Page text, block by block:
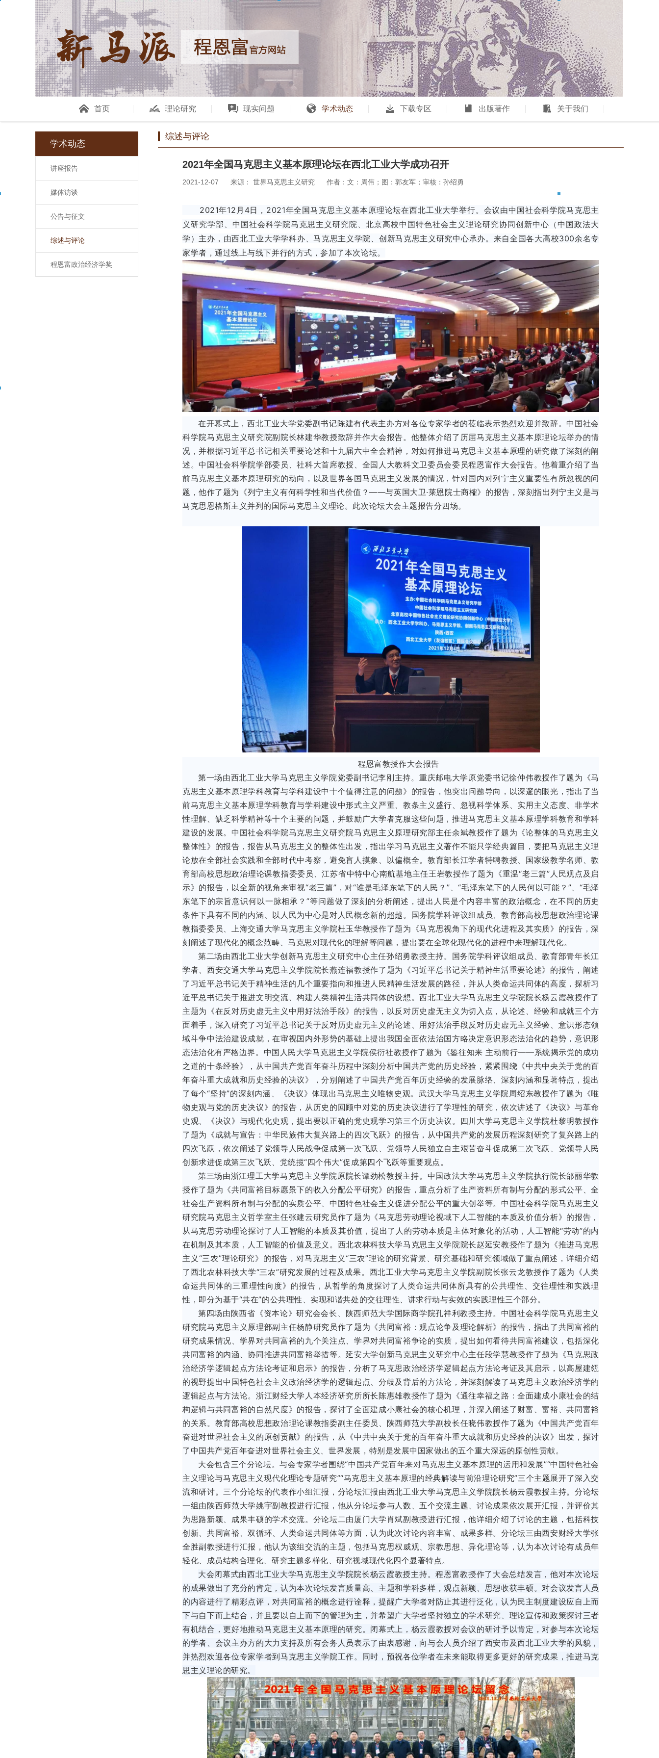
首页 理论研究 现实问题 学术动态 下载专区 出版著作 关于我们
学术动态
讲座报告
媒体访谈
公告与征文
综述与评论
程恩富政治经济学奖
综述与评论
2021年全国马克思主义基本原理论坛在西北工业大学成功召开
2021-12-07 来源： 世界马克思主义研究 作者：文：周伟；图：郭友军；审核：孙绍勇
2021年12月4日，2021年全国马克思主义基本原理论坛在西北工业大学举行。会议由中国社会科学院马克思主
义研究学部、中国社会科学院马克思主义研究院、北京高校中国特色社会主义理论研究协同创新中心（中国政法大
学）主办，由西北工业大学学科办、马克思主义学院、创新马克思主义研究中心承办。来自全国各大高校300余名专
家学者，通过线上与线下并行的方式，参加了本次论坛。
在开幕式上，西北工业大学党委副书记陈建有代表主办方对各位专家学者的莅临表示热烈欢迎并致辞。中国社会
科学院马克思主义研究院副院长林建华教授致辞并作大会报告。他整体介绍了历届马克思主义基本原理论坛举办的情
况，并根据习近平总书记相关重要论述和十九届六中全会精神，对如何推进马克思主义基本原理的研究做了深刻的阐
述。中国社会科学院学部委员、社科大首席教授、全国人大教科文卫委员会委员程恩富作大会报告。他着重介绍了当
前马克思主义基本原理研究的动向，以及世界各国马克思主义发展的情况，针对国内对列宁主义重要性有所忽视的问
题，他作了题为《列宁主义有何科学性和当代价值？——与英国大卫·莱恩院士商榷》的报告，深刻指出列宁主义是与
马克思恩格斯主义并列的国际马克思主义理论。此次论坛大会主题报告分四场。
程恩富教授作大会报告
第一场由西北工业大学马克思主义学院党委副书记李刚主持。重庆邮电大学原党委书记徐仲伟教授作了题为《马
克思主义基本原理学科教育与学科建设中十个值得注意的问题》的报告，他突出问题导向，以深邃的眼光，指出了当
前马克思主义基本原理学科教育与学科建设中形式主义严重、教条主义盛行、忽视科学体系、实用主义态度、非学术
性理解、缺乏科学精神等十个主要的问题，并鼓励广大学者克服这些问题，推进马克思主义基本原理学科教育和学科
建设的发展。中国社会科学院马克思主义研究院马克思主义原理研究部主任余斌教授作了题为《论整体的马克思主义
整体性》的报告，报告从马克思主义的整体性出发，指出学习马克思主义著作不能只学经典篇目，要把马克思主义理
论放在全部社会实践和全部时代中考察，避免盲人摸象、以偏概全。教育部长江学者特聘教授、国家级教学名师、教
育部高校思想政治理论课教指委委员、江苏省中特中心南航基地主任王岩教授作了题为《重温“老三篇”人民观点及启
示》的报告，以全新的视角来审视“老三篇”，对“谁是毛泽东笔下的人民？”、“毛泽东笔下的人民何以可能？”、“毛泽
东笔下的宗旨意识何以一脉相承？”等问题做了深刻的分析阐述，提出人民是个内容丰富的政治概念，在不同的历史
条件下具有不同的内涵、以人民为中心是对人民概念新的超越。国务院学科评议组成员、教育部高校思想政治理论课
教指委委员、上海交通大学马克思主义学院杜玉华教授作了题为《马克思视角下的现代化进程及其实质》的报告，深
刻阐述了现代化的概念范畴、马克思对现代化的理解等问题，提出要在全球化现代化的进程中来理解现代化。
第二场由西北工业大学创新马克思主义研究中心主任孙绍勇教授主持。国务院学科评议组成员、教育部青年长江
学者、西安交通大学马克思主义学院院长燕连福教授作了题为《习近平总书记关于精神生活重要论述》的报告，阐述
了习近平总书记关于精神生活的几个重要指向和推进人民精神生活发展的路径，并从人类命运共同体的高度，探析习
近平总书记关于推进文明交流、构建人类精神生活共同体的设想。西北工业大学马克思主义学院院长杨云霞教授作了
主题为《在反对历史虚无主义中用好法治手段》的报告，以反对历史虚无主义为切入点，从论述、经验和成就三个方
面着手，深入研究了习近平总书记关于反对历史虚无主义的论述、用好法治手段反对历史虚无主义经验、意识形态领
域斗争中法治建设成就，在审视国内外形势的基础上提出我国全面依法治国方略决定意识形态法治化的趋势，意识形
态法治化有严格边界。中国人民大学马克思主义学院侯衍社教授作了题为《鉴往知来 主动前行——系统揭示党的成功
之道的十条经验》，从中国共产党百年奋斗历程中深刻分析中国共产党的历史经验，紧紧围绕《中共中央关于党的百
年奋斗重大成就和历史经验的决议》，分别阐述了中国共产党百年历史经验的发展脉络、深刻内涵和显著特点，提出
了每个“坚持”的深刻内涵、《决议》体现出马克思主义唯物史观。武汉大学马克思主义学院周绍东教授作了题为《唯
物史观与党的历史决议》的报告，从历史的回顾中对党的历史决议进行了学理性的研究，依次讲述了《决议》与革命
史观、《决议》与现代化史观，提出要以正确的党史观学习第三个历史决议。四川大学马克思主义学院杜黎明教授作
了题为《成就与宣告：中华民族伟大复兴路上的四次飞跃》的报告，从中国共产党的发展历程深刻研究了复兴路上的
四次飞跃，依次阐述了党领导人民战争促成第一次飞跃、党领导人民独立自主艰苦奋斗促成第二次飞跃、党领导人民
创新求进促成第三次飞跃、党统揽“四个伟大”促成第四个飞跃等重要观点。
第三场由浙江理工大学马克思主义学院原院长谭劲松教授主持。中国政法大学马克思主义学院执行院长邰丽华教
授作了题为《共同富裕目标愿景下的收入分配公平研究》的报告，重点分析了生产资料所有制与分配的形式公平、全
社会生产资料所有制与分配的实质公平、中国特色社会主义促进分配公平的重大创举等。中国社会科学院马克思主义
研究院马克思主义哲学室主任张建云研究员作了题为《马克思劳动理论视域下人工智能的本质及价值分析》的报告，
从马克思劳动理论探讨了人工智能的本质及其价值，提出了人的劳动本质是主体对象化的活动，人工智能“劳动”的内
在机制及其本质，人工智能的价值及意义。西北农林科技大学马克思主义学院院长赵延安教授作了题为《推进马克思
主义“三农”理论研究》的报告，对马克思主义“三农”理论的研究背景、研究基础和研究领域做了重点阐述，详细介绍
了西北农林科技大学“三农”研究发展的过程及成果。西北工业大学马克思主义学院副院长张云龙教授作了题为《人类
命运共同体的三重理性向度》的报告，从哲学的角度探讨了人类命运共同体所具有的公共理性、交往理性和实践理
性，即分为基于“共在”的公共理性、实现和谐共处的交往理性、讲求行动与实效的实践理性三个部分。
第四场由陕西省《资本论》研究会会长、陕西师范大学国际商学院孔祥利教授主持。中国社会科学院马克思主义
研究院马克思主义原理部副主任杨静研究员作了题为《共同富裕：观点论争及理论解析》的报告，指出了共同富裕的
研究成果情况、学界对共同富裕的九个关注点、学界对共同富裕争论的实质，提出如何看待共同富裕建议，包括深化
共同富裕的内涵、协同推进共同富裕举措等。延安大学创新马克思主义研究中心主任段学慧教授作了题为《马克思政
治经济学逻辑起点方法论考证和启示》的报告，分析了马克思政治经济学逻辑起点方法论考证及其启示，以高屋建瓴
的视野提出中国特色社会主义政治经济学的逻辑起点、分歧及背后的方法论，并深刻解读了马克思主义政治经济学的
逻辑起点与方法论。浙江财经大学人本经济研究所所长陈惠雄教授作了题为《通往幸福之路：全面建成小康社会的结
构逻辑与共同富裕的自然尺度》的报告，探讨了全面建成小康社会的核心机理，并深入阐述了财富、富裕、共同富裕
的关系。教育部高校思想政治理论课教指委副主任委员、陕西师范大学副校长任晓伟教授作了题为《中国共产党百年
奋进对世界社会主义的原创贡献》的报告，从《中共中央关于党的百年奋斗重大成就和历史经验的决议》出发，探讨
了中国共产党百年奋进对世界社会主义、世界发展，特别是发展中国家做出的五个重大深远的原创性贡献。
大会包含三个分论坛。与会专家学者围绕“中国共产党百年来对马克思主义基本原理的运用和发展”“中国特色社会
主义理论与马克思主义现代化理论专题研究”“马克思主义基本原理的经典解读与前沿理论研究”三个主题展开了深入交
流和研讨。三个分论坛的代表作小组汇报，分论坛汇报由西北工业大学马克思主义学院院长杨云霞教授主持。分论坛
一组由陕西师范大学姚宇副教授进行汇报，他从分论坛参与人数、五个交流主题、讨论成果依次展开汇报，并评价其
为思路新颖、成果丰硕的学术交流。分论坛二由厦门大学肖斌副教授进行汇报，他详细介绍了讨论的主题，包括科技
创新、共同富裕、双循环、人类命运共同体等方面，认为此次讨论内容丰富、成果多样。分论坛三由西安财经大学张
全胜副教授进行汇报，他认为该组交流的主题，包括马克思权威观、宗教思想、异化理论等，认为本次讨论有成员年
轻化、成员结构合理化、研究主题多样化、研究视域现代化四个显著特点。
大会闭幕式由西北工业大学马克思主义学院院长杨云霞教授主持。程恩富教授作了大会总结发言，他对本次论坛
的成果做出了充分的肯定，认为本次论坛发言质量高、主题和学科多样，观点新颖、思想收获丰硕。对会议发言人员
的内容进行了精彩点评，对共同富裕的概念进行诠释，提醒广大学者对防止其进行泛化，认为民主制度建设应自上而
下与自下而上结合，并且要以自上而下的管理为主，并希望广大学者坚持独立的学术研究、理论宣传和政策探讨三者
有机结合，更好地推动马克思主义基本原理的研究。闭幕式上，杨云霞教授对会议的研讨予以肯定，对参与本次论坛
的学者、会议主办方的大力支持及所有会务人员表示了由衷感谢，向与会人员介绍了西安市及西北工业大学的风貌，
并热烈欢迎各位专家学者到马克思主义学院工作。同时，预祝各位学者在未来能取得更多更好的研究成果，推进马克
思主义理论的研究。